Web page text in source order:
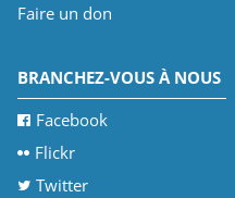
Faire un don
BRANCHEZ-VOUS À NOUS
Facebook
Flickr
Twitter